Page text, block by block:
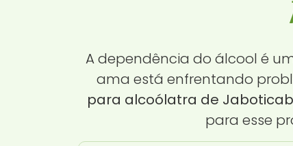
A dependência do álcool é
ama está enfrentando
para alcoólatra de
para esse